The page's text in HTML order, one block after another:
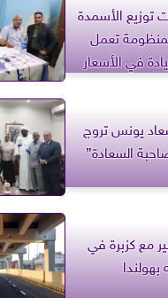
توزيع الأسمدة
تعمل
في الأسعار
يونس تروج
السعادة”
مع كزبرة في